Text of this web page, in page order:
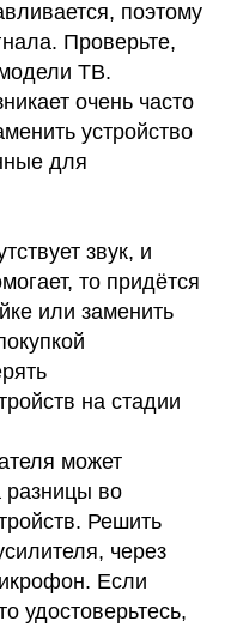
поэтому
Проверьте,
ТВ.
очень часто
устройство
для
звук, и
то придётся
или заменить
на стадии
может
разницы во
Решить
через
Если
удостоверьтесь,